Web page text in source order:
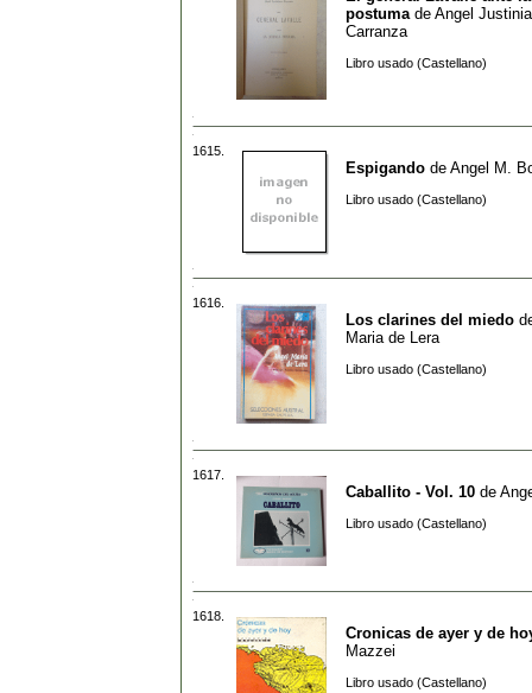
postuma de Angel
Carranza
Libro usado (Castellano)
1615.
Espigando de Angel M.
Libro usado (Castellano)
1616.
Los clarines del miedo
Maria de Lera
Libro usado (Castellano)
1617.
Caballito - Vol. 10 de
Libro usado (Castellano)
1618.
Cronicas de ayer y de
Mazzei
Libro usado (Castellano)